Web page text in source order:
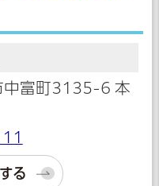
富町3135-6 本
る